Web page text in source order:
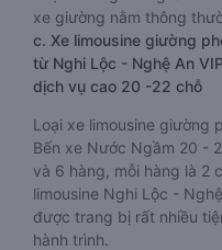
xe giường nằm thông
c. Xe limousine giường
từ Nghi Lộc - Nghệ An
dịch vụ cao 20 -22 chỗ
Loại xe limousine giường
Bến xe Nước Ngầm 20 -
và 6 hàng, mỗi hàng là 2
limousine Nghi Lộc -
được trang bị rất nhiều
hành trình.